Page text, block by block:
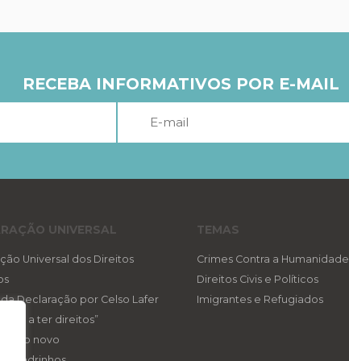
RECEBA INFORMATIVOS POR E-MAIL
UNIVERSAL
Universal dos Direitos
Declaração por Celso Lafer
a ter direitos”
novo
TEMAS
Crimes Contra a Humanidade
Direitos Civis e Políticos
Imigrantes e Refugiados